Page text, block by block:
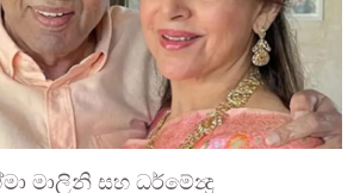
මාලිනි සහ ධර්මේන්‍ද්‍ර